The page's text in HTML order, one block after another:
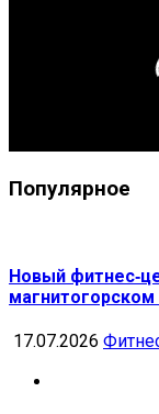
Популярное
Новый
17.07.2026